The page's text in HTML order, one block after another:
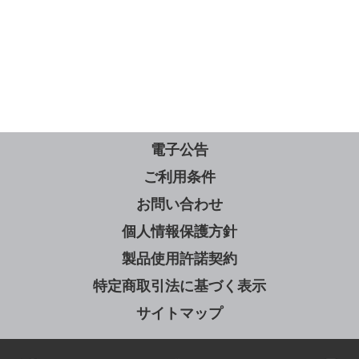
電子公告
ご利用条件
お問い合わせ
個人情報保護方針
製品使用許諾契約
特定商取引法に基づく表示
サイトマップ